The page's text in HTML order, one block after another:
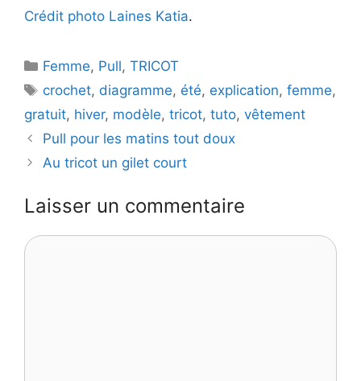
Crédit photo Laines Katia.
Catégories
Femme, Pull,TRICOT
Étiquettes
crochet, diagramme, été, explication,femme,
gratuit, hiver, modèle, tricot, tuto, vêtement
Pull pour les matins tout doux
Au tricot un gilet court
Laisser un commentaire
Commentaire